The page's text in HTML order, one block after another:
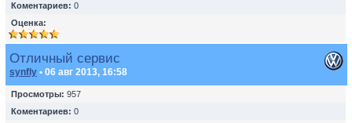
Коментариев: 0
Оценка:
Отличный сервис
synfly • 06 авг 2013, 16:58
Просмотры: 957
Коментариев: 0